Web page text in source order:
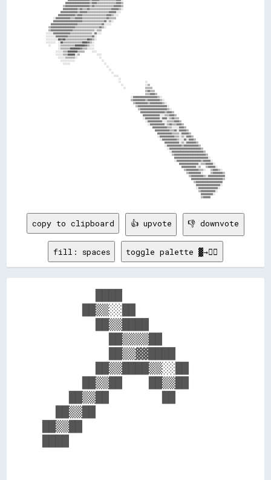
copy to clipboard 👍 upvote 👎 downvote
fill: spaces toggle palette ▓→✊🏽
      ██▒▒░░██
        ██▒▒████
          ██▒▒▒▒██
          ██▒▒▓▓████
        ██▒▒████▒▒░░██
      ██▒▒██    ██▒▒██
    ██▒▒██        ██
  ██▒▒██
██▒▒██